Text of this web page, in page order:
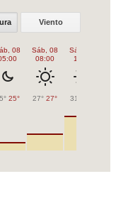
Viento
08
25°
Sáb, 08
08:00
27° 27°
Sáb, 08
11:00
31°